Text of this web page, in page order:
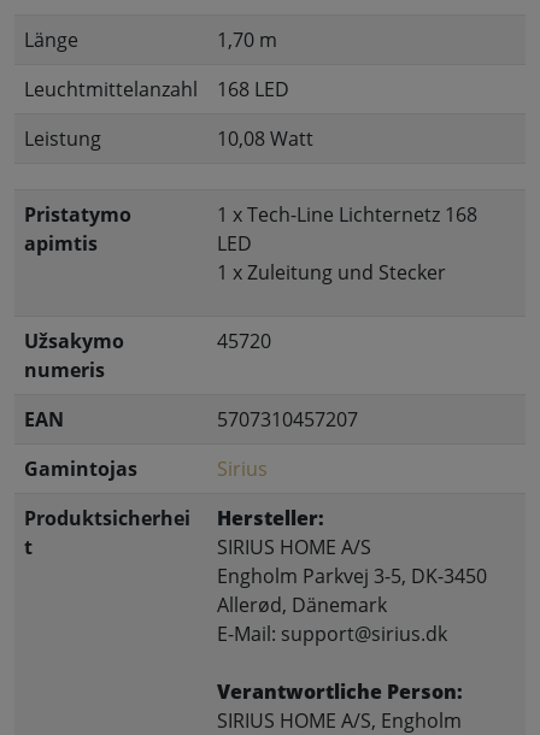
Länge
1,70 m
Leuchtmittelanzahl
168 LED
Leistung
10,08 Watt
Pristatymo
apimtis
1 x Tech-Line Lichternetz 168
LED
1 x Zuleitung und Stecker
Užsakymo
numeris
45720
EAN
5707310457207
Gamintojas
Sirius
Produktsicherhei
t
Hersteller:
SIRIUS HOME A/S
Engholm Parkvej 3-5, DK-3450
Allerød, Dänemark
E-Mail: support@sirius.dk
Verantwortliche Person:
SIRIUS HOME A/S, Engholm